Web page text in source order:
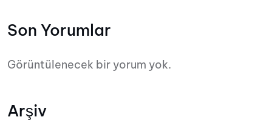
Son Yorumlar
Görüntülenecek bir yorum yok.
Arşiv